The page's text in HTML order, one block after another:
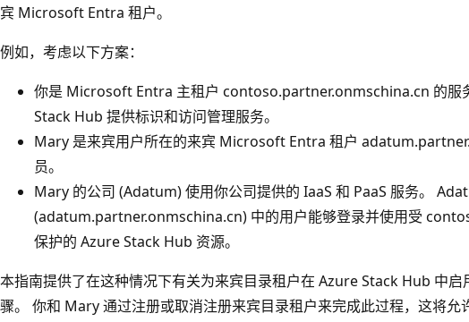
宾 Microsoft Entra 租户。
例如，考虑以下方案：
你是 Microsoft Entra 主租户 contoso.partner.onmschina.cn 的服
Stack Hub 提供标识和访问管理服务。
Mary 是来宾用户所在的来宾 Microsoft Entra 租户
员。
Mary 的公司 (Adatum) 使用你公司提供的 IaaS 和 PaaS 服务。
(adatum.partner.onmschina.cn) 中的用户能够登录并使用受
保护的 Azure Stack Hub 资源。
本指南提供了在这种情况下有关为来宾目录租户在 Azure Stack Hub 中启
骤。 你和 Mary 通过注册或取消注册来宾目录租户来完成此过程，这将